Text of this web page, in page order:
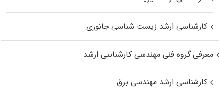
کارشناسی ارشد زیست‌ شناسی جانوری
معرفی گروه فنی مهندسی کارشناسی ارشد
کارشناسی ارشد مهندسی برق